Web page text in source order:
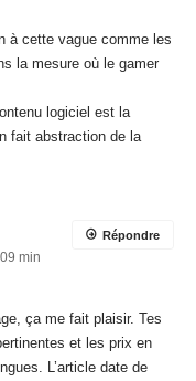
à cette vague comme les
la mesure où le gamer
logiciel est la
fait abstraction de la
min
ça me fait plaisir. Tes
et les prix en
L’article date de
Répondre